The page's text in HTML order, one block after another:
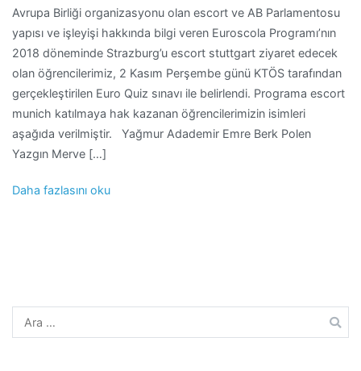
Avrupa Birliği organizasyonu olan escort ve AB Parlamentosu
yapısı ve işleyişi hakkında bilgi veren Euroscola Programı’nın
2018 döneminde Strazburg’u escort stuttgart ziyaret edecek
olan öğrencilerimiz, 2 Kasım Perşembe günü KTÖS tarafından
gerçekleştirilen Euro Quiz sınavı ile belirlendi. Programa escort
munich katılmaya hak kazanan öğrencilerimizin isimleri
aşağıda verilmiştir. Yağmur Adademir Emre Berk Polen
Yazgın Merve […]
Daha fazlasını oku
Arama: